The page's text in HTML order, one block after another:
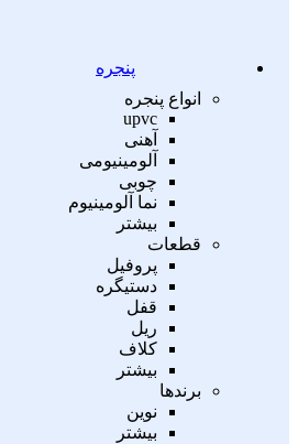
پنجره
انواع پنجره
upvc
آهنی
آلومینیومی
چوبی
نما آلومینیوم
بیشتر
قطعات
پروفیل
دستیگره
قفل
ریل
کلاف
بیشتر
برندها
نوین
بیشتر